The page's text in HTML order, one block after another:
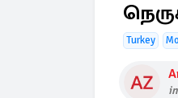
Turkey
in